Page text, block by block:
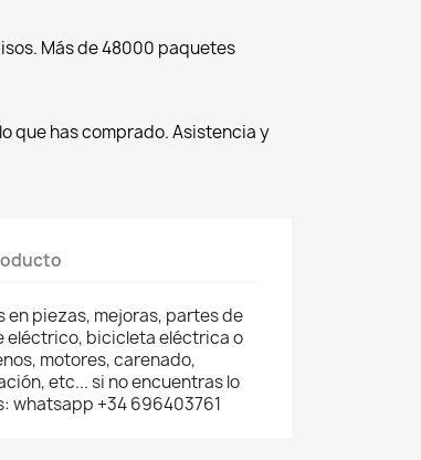
Más de 48000 paquetes
que has comprado. Asistencia y
en piezas, mejoras, partes de
eléctrico, bicicleta eléctrica o
motores, carenado,
etc... si no encuentras lo
whatsapp +34 696403761